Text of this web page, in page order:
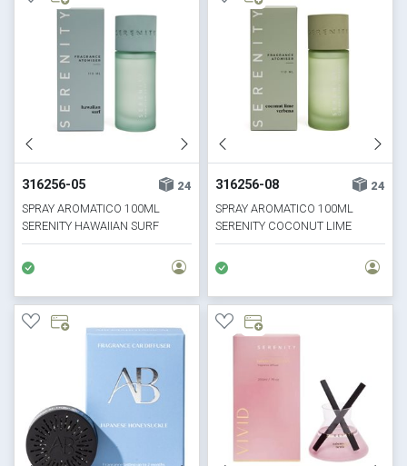
316256-05
24
SPRAY AROMATICO 100ML
SERENITY HAWAIIAN SURF
316256-08
24
SPRAY AROMATICO 100ML
SERENITY COCONUT LIME